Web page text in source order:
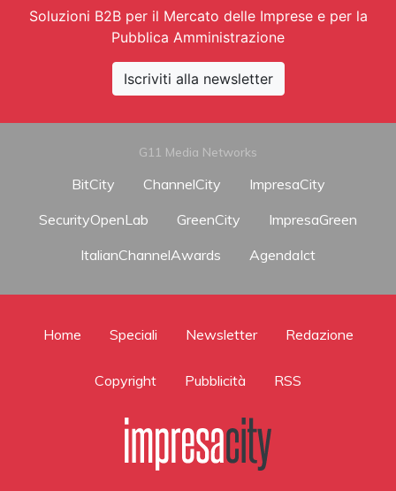
Soluzioni B2B per il Mercato delle Imprese e per la
Pubblica Amministrazione
Iscriviti alla newsletter
G11 Media Networks
BitCity ChannelCity
ImpresaCity
SecurityOpenLab
GreenCity
ImpresaGreen
ItalianChannelAwards
AgendaIct
Home Speciali Newsletter Redazione
Copyright Pubblicità RSS